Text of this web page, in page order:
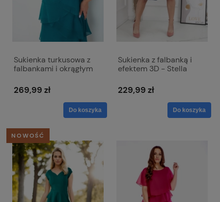
Sukienka turkusowa z
falbankami i okrągłym
269,99 zł
Do koszyka
Sukienka z falbanką i
efektem 3D - Stella
229,99 zł
Do koszyka
NOWOŚĆ